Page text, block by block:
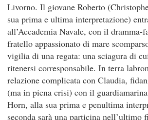
Livorno. Il giovane Roberto
sua prima e ultima interpretazione)
all’Accademia Navale, con il dramma-
fratello appassionato di mare
vigilia di una regata: una sciagura di
ritenersi corresponsabile. In terra
relazione complicata con Claudia,
(ma in piena crisi) con il
Horn, alla sua prima e penultima
seconda sarà una particina